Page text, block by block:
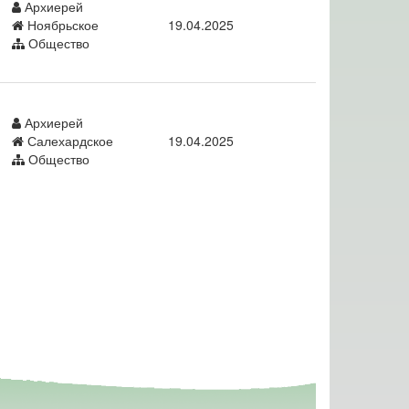
Архиерей
Ноябрьское
Общество
19.04.2025
Архиерей
Салехардское
Общество
19.04.2025